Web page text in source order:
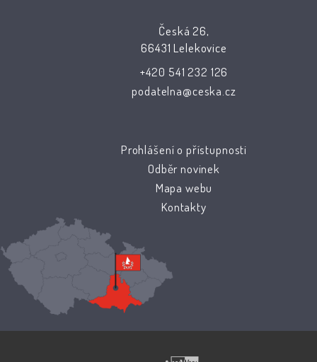
Česká 26,
66431 Lelekovice
+420 541 232 126
podatelna@ceska.cz
Prohlášení o přístupnosti
Odběr novinek
Mapa webu
Kontakty